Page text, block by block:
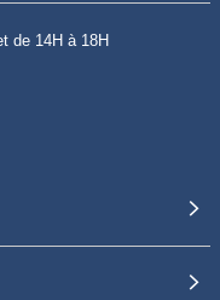
de 14H à 18H